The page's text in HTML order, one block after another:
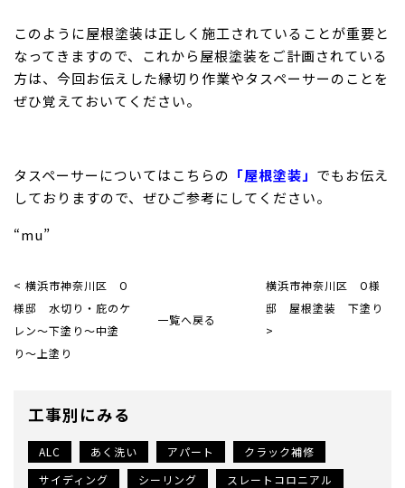
このように屋根塗装は正しく施工されていることが重要と
なってきますので、これから屋根塗装をご計画されている
方は、今回お伝えした縁切り作業やタスペーサーのことを
ぜひ覚えておいてください。
タスペーサーについてはこちらの 「屋根塗装」 でもお伝え
しておりますので、ぜひご参考にしてください。
“mu”
< 横浜市神奈川区 O
様邸 水切り・庇のケ
レン〜下塗り〜中塗
り〜上塗り
横浜市神奈川区 O様
邸 屋根塗装 下塗り
>
一覧へ戻る
工事別にみる
ALC あく洗い アパート
クラック補修
サイディング
シーリング スレートコロニアル